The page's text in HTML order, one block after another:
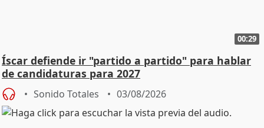
00:29
Íscar defiende ir "partido a partido" para hablar
de candidaturas para 2027
Sonido Totales 03/08/2026